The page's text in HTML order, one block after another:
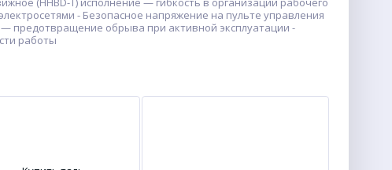
- Безопасное напряжение на пульте управления
предотвращение обрыва при активной эксплуатации -
работы